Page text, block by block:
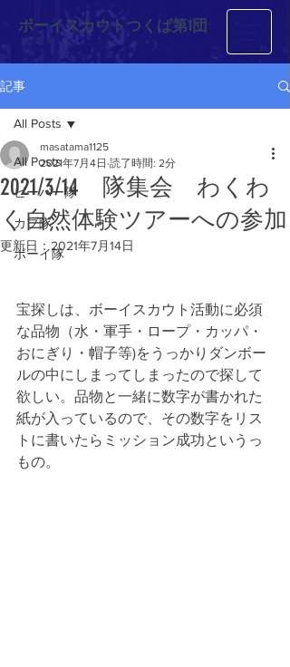
ボーイスカウトつくば第1団
記事
All Posts
ビーバー隊
カブ隊
ボーイ隊
All Posts
2021/3/14 隊集会 わくわ
く自然体験ツアーへの参加
masatama1125
2021年7月4日 読了時間: 2分
更新日： 2021年7月14日
宝探しは、ボーイスカウト活動に必須
な品物（水・軍手・ロープ・カッパ・
おにぎり・帽子等)をうっかりダンボー
ルの中にしまってしまったので探して
欲しい。品物と一緒に数字が書かれた
紙が入っているので、その数字をリス
トに書いたらミッション成功というっ
もの。